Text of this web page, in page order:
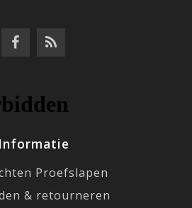
Informatie
Proefslapen
& retourneren